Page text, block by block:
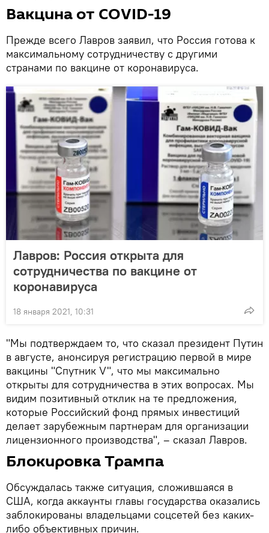
Вакцина от COVID-19
Прежде всего Лавров заявил, что Россия готова к
максимальному сотрудничеству с другими
странами по вакцине от коронавируса.
Лавров: Россия открыта для
сотрудничества по вакцине от
коронавируса
18 января 2021, 10:31
"Мы подтверждаем то, что сказал президент Путин
в августе, анонсируя регистрацию первой в мире
вакцины "Спутник V", что мы максимально
открыты для сотрудничества в этих вопросах. Мы
видим позитивный отклик на те предложения,
которые Российский фонд прямых инвестиций
делает зарубежным партнерам для организации
лицензионного производства", – сказал Лавров.
Блокировка Трампа
Обсуждалась также ситуация, сложившаяся в
США, когда аккаунты главы государства оказались
заблокированы владельцами соцсетей без каких-
либо объективных причин.